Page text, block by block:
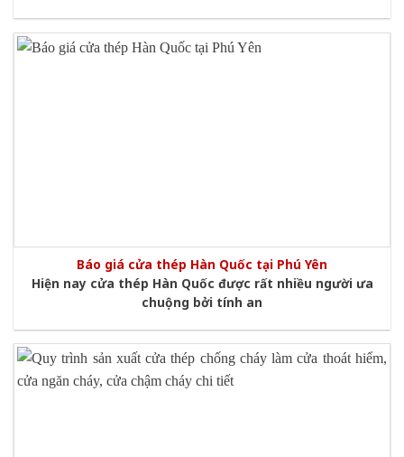
Báo giá cửa thép Hàn Quốc tại Phú Yên
Hiện nay cửa thép Hàn Quốc được rất nhiều người ưa
chuộng bởi tính an